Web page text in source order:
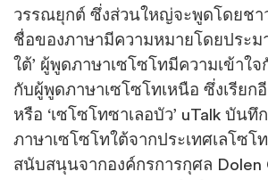
วรรณยุกต์ ซึ่งส่วนใหญ่จะพูดโดยชา
ชื่อของภาษามีความหมายโดยประม
ใต้’ ผู้พูดภาษาเซโซโทมีความเข้าใ
กับผู้พูดภาษาเซโซโทเหนือ ซึ่งเรียกอี
หรือ ‘เซโซโทซาเลอบัว’ uTalk บันทึ
ภาษาเซโซโทใต้จากประเทศเลโซโ
สนับสนุนจากองค์กรการกุศล Dolen